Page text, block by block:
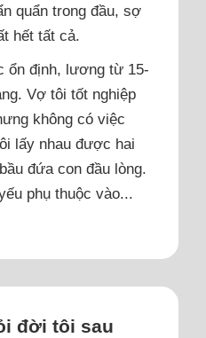
quẩn trong đầu, sợ
hết tất cả.
ổn định, lương từ 15-
Vợ tôi tốt nghiệp
không có việc
lấy nhau được hai
đứa con đầu lòng.
phụ thuộc vào...
đời tôi sau